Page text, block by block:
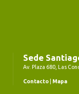
Sede
Av. Plaza 680, Las
Contacto Mapa